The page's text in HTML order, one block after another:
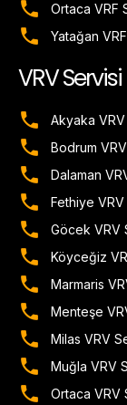
Ortaca VRF
Yatağan
VRV Servisi
Akyaka
Bodrum
Dalaman
Fethiye
Göcek VRV
Köyceğiz
Marmaris
Menteşe
Milas VRV
Muğla VRV
Ortaca VRV